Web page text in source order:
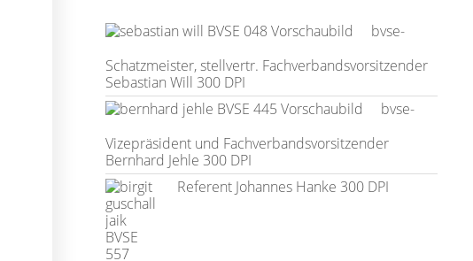
bvse-
Schatzmeister, stellvertr. Fachverbandsvorsitzender
Sebastian Will 300 DPI
bvse-
Vizepräsident und Fachverbandsvorsitzender
Bernhard Jehle 300 DPI
Referent Johannes Hanke 300 DPI